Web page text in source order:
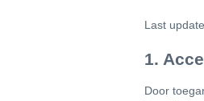
Last
1.
Door